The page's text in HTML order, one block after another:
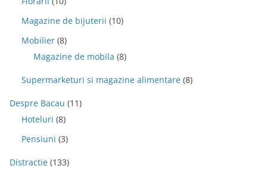
Magazine de bijuterii (10)
Mobilier (8)
Magazine de mobila (8)
Supermarketuri si magazine alimentare (8)
Despre Bacau (11)
Hoteluri (8)
Pensiuni (3)
Distractie (133)